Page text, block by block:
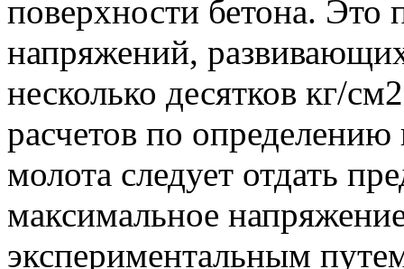
поверхности бетона. Это
напряжений,
несколько десятков кг/
расчетов по
молота следует отдать
максимальное
экспериментальным